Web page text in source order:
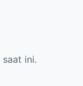
ini.